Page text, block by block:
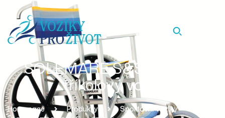
SOLEMARE S&S plážový
tříkolový vozík
Homepage Produkty
Sportovní Vozíky